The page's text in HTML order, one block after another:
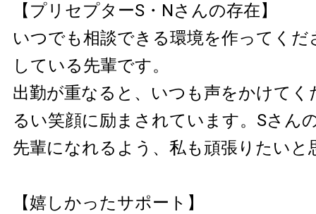
【プリセプターS・Nさんの存在】
いつでも相談できる環境を作ってくだ
している先輩です。
出勤が重なると、いつも声をかけてく
るい笑顔に励まされています。Sさん
先輩になれるよう、私も頑張りたいと
【嬉しかったサポート】